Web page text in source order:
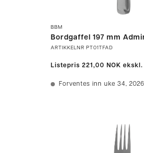
BBM
Bordgaffel 197 mm
ARTIKKELNR PT01TFAD
Listepris 221,00 NOK ekskl.
Forventes inn uke 34, 2026